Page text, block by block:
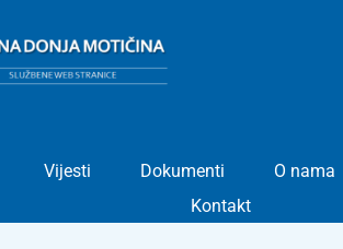
Vijesti Dokumenti
O nama
Kontakt